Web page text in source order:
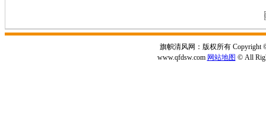
旗帜清风网：版权所有 Copyright
www.qfdsw.com 网站地图 © All